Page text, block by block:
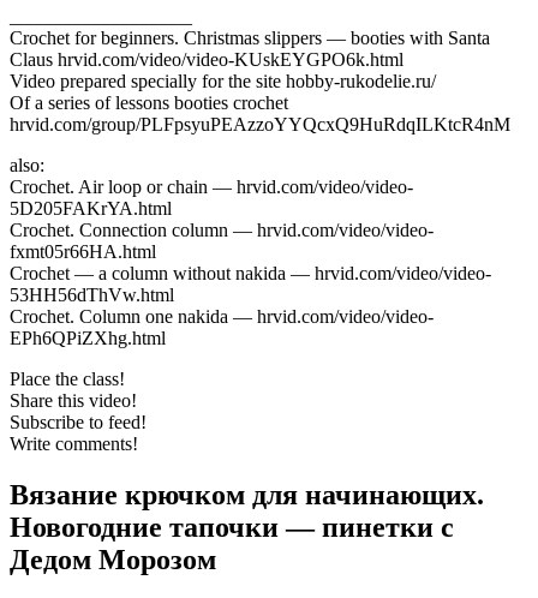
Crochet for beginners. Christmas slippers — booties with Santa
Claus hrvid.com/video/video-KUskEYGPO6k.html
Video prepared specially for the site hobby-rukodelie.ru/
Of a series of lessons booties crochet
hrvid.com/group/PLFpsyuPEAzzoYYQcxQ9HuRdqILKtcR4nM
also:
Crochet. Air loop or chain — hrvid.com/video/video-
5D205FAKrYA.html
Crochet. Connection column — hrvid.com/video/video-
fxmt05r66HA.html
Crochet — a column without nakida — hrvid.com/video/video-
53HH56dThVw.html
Crochet. Column one nakida — hrvid.com/video/video-
EPh6QPiZXhg.html
Place the class!
Share this video!
Subscribe to feed!
Write comments!
Вязание крючком для начинающих.
Новогодние тапочки — пинетки с
Дедом Морозом